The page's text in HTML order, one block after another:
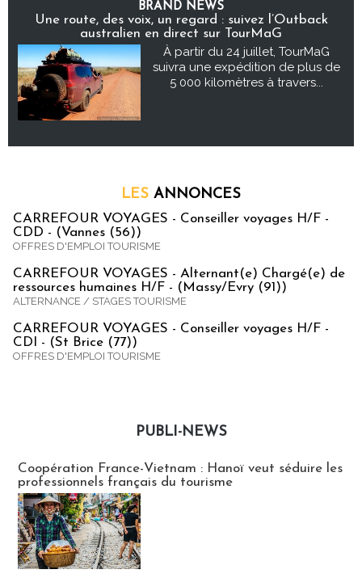
BRAND NEWS
Une route, des voix, un regard : suivez l’Outback
australien en direct sur TourMaG
À partir du 24 juillet, TourMaG
suivra une expédition de plus de
5 000 kilomètres à travers...
LES ANNONCES
CARREFOUR VOYAGES - Conseiller voyages H/F -
CDD - (Vannes (56))
OFFRES D'EMPLOI TOURISME
CARREFOUR VOYAGES - Alternant(e) Chargé(e) de
ressources humaines H/F - (Massy/Evry (91))
ALTERNANCE / STAGES TOURISME
CARREFOUR VOYAGES - Conseiller voyages H/F -
CDI - (St Brice (77))
OFFRES D'EMPLOI TOURISME
PUBLI-NEWS
Coopération France-Vietnam : Hanoï veut séduire les
professionnels français du tourisme